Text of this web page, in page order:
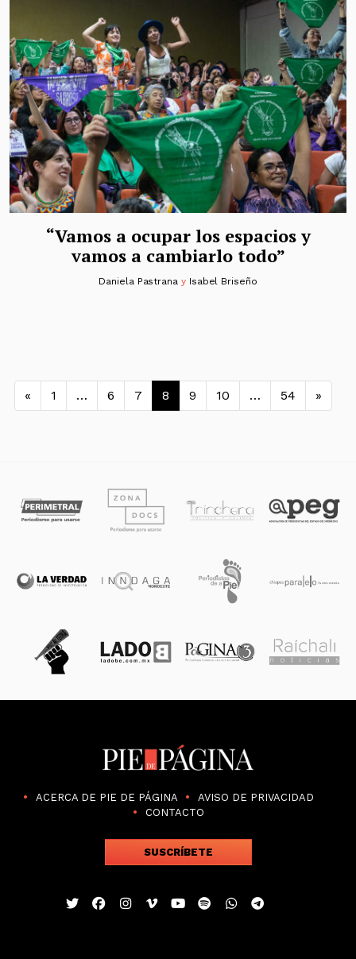
“Vamos a ocupar los espacios y
vamos a cambiarlo todo”
Daniela Pastrana y Isabel Briseño
Navegación de entradas
« 1 … 6 7 8 9 10 … 54 »
ACERCA DE PIE DE PÁGINA
AVISO DE PRIVACIDAD
CONTACTO
SUSCRÍBETE